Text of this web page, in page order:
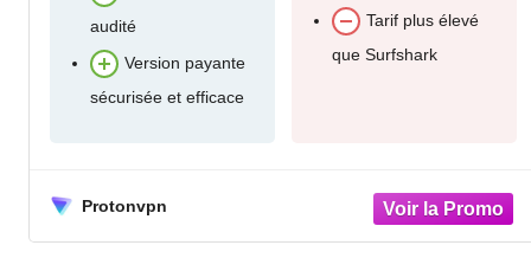
Très bon rapport
qualité-prix
Contournement
gratuit